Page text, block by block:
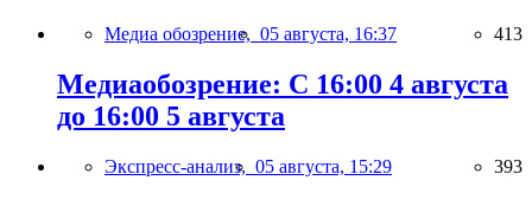
Медиа обозрение, 05 августа, 16:37 413
Медиаобозрение: С 16:00 4 августа
до 16:00 5 августа
Экспресс-анализ, 05 августа, 15:29 393